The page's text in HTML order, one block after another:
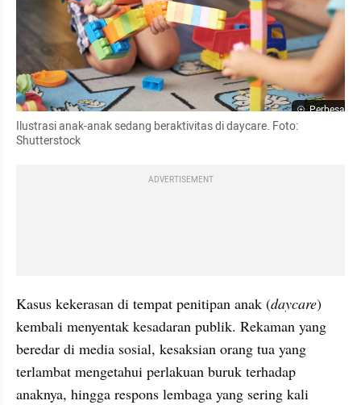
Perbesar
Ilustrasi anak-anak sedang beraktivitas di daycare. Foto:
Shutterstock
ADVERTISEMENT
Kasus kekerasan di tempat penitipan anak (daycare)
kembali menyentak kesadaran publik. Rekaman yang
beredar di media sosial, kesaksian orang tua yang
terlambat mengetahui perlakuan buruk terhadap
anaknya, hingga respons lembaga yang sering kali